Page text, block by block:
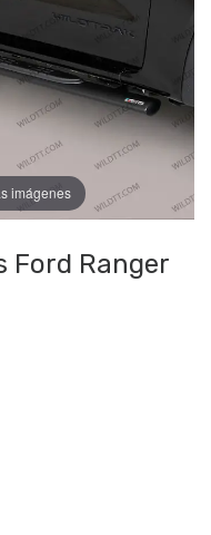
imágenes
Ford Ranger